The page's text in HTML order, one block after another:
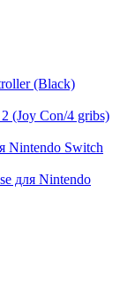
(Black)
(Joy Con/4 gribs)
Nintendo Switch
для Nintendo